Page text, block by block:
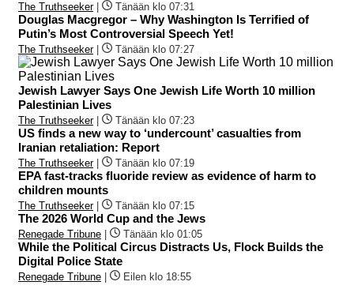
The Truthseeker| Tänään klo 07:31
Douglas Macgregor – Why Washington Is Terrified of
Putin’s Most Controversial Speech Yet!
The Truthseeker| Tänään klo 07:27
Jewish Lawyer Says One Jewish Life Worth 10 million
Palestinian Lives
The Truthseeker| Tänään klo 07:23
US finds a new way to ‘undercount’ casualties from
Iranian retaliation: Report
The Truthseeker| Tänään klo 07:19
EPA fast-tracks fluoride review as evidence of harm to
children mounts
The Truthseeker| Tänään klo 07:15
The 2026 World Cup and the Jews
Renegade Tribune Tänään klo 01:05
While the Political Circus Distracts Us, Flock Builds the
Digital Police State
Renegade Tribune Eilen klo 18:55